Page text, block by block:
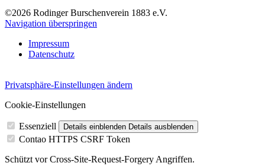
©2026 Rodinger Burschenverein 1883 e.V.
Navigation überspringen
Impressum
Datenschutz
Privatsphäre-Einstellungen ändern
Cookie-Einstellungen
Essenziell Details einblenden Details ausblenden
Contao HTTPS CSRF Token
Schützt vor Cross-Site-Request-Forgery Angriffen.